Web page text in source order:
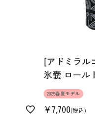
トレッチ 蓄熱保温
[アドミラル
氷嚢 ロール
2025春夏モデル
¥7,700 税込